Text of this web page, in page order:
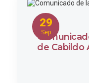
29
Sep
de Cabildo